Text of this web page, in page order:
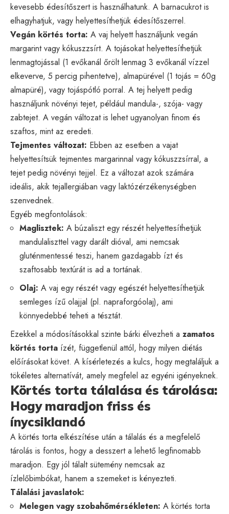
kevesebb édesítőszert is használhatunk. A barnacukrot is
elhagyhatjuk, vagy helyettesíthetjük édesítőszerrel.
Vegán körtés torta: A vaj helyett használjunk vegán
margarint vagy kókuszzsírt. A tojásokat helyettesíthetjük
lenmagtojással (1 evőkanál őrölt lenmag 3 evőkanál vízzel
elkeverve, 5 percig pihentetve), almapürével (1 tojás = 60g
almapüré), vagy tojáspótló porral. A tej helyett pedig
használjunk növényi tejet, például mandula-, szója- vagy
zabtejet. A vegán változat is lehet ugyanolyan finom és
szaftos, mint az eredeti.
Tejmentes változat: Ebben az esetben a vajat
helyettesítsük tejmentes margarinnal vagy kókuszzsírral, a
tejet pedig növényi tejjel. Ez a változat azok számára
ideális, akik tejallergiában vagy laktózérzékenységben
szenvednek.
Egyéb megfontolások:
Maglisztek: A búzaliszt egy részét helyettesíthetjük
mandulaliszttel vagy darált dióval, ami nemcsak
gluténmentessé teszi, hanem gazdagabb ízt és
szaftosabb textúrát is ad a tortának.
Olaj: A vaj egy részét vagy egészét helyettesíthetjük
semleges ízű olajjal (pl. napraforgóolaj), ami
könnyedebbé teheti a tésztát.
Ezekkel a módosításokkal szinte bárki élvezheti a zamatos
körtés torta ízét, függetlenül attól, hogy milyen diétás
előírásokat követ. A kísérletezés a kulcs, hogy megtaláljuk a
tökéletes alternatívát, amely megfelel az egyéni igényeknek.
Körtés torta tálalása és tárolása:
Hogy maradjon friss és
ínycsiklandó
A körtés torta elkészítése után a tálalás és a megfelelő
tárolás is fontos, hogy a desszert a lehető legfinomabb
maradjon. Egy jól tálalt sütemény nemcsak az
ízlelőbimbókat, hanem a szemeket is kényezteti.
Tálalási javaslatok:
Melegen vagy szobahőmérsékleten: A körtés torta